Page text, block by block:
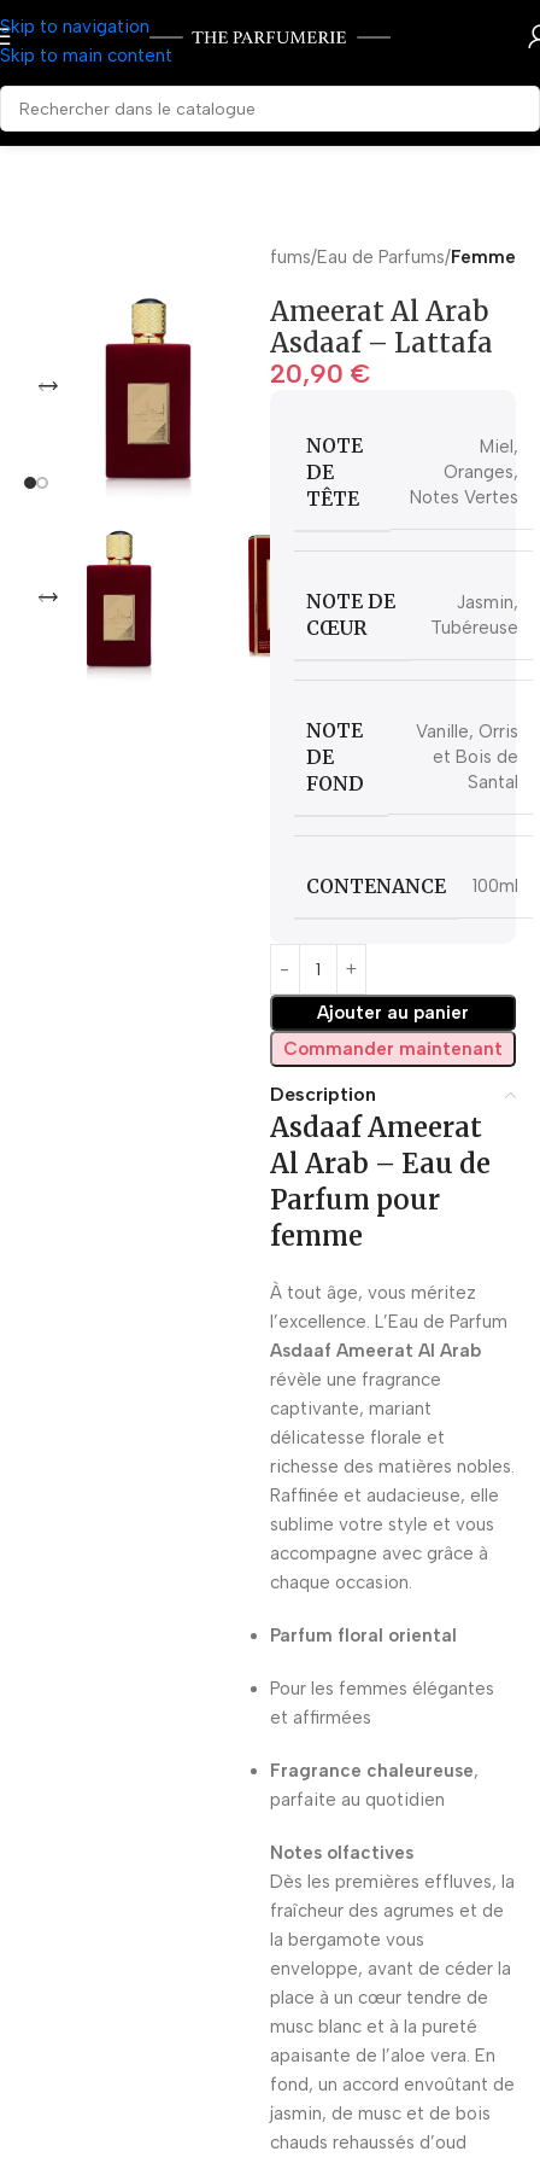
Skip to navigation
Skip to main content
Parfums Eau de Parfums Femme
Ameerat Al Arab
Asdaaf – Lattafa
20,90 €
NOTE
DE
TÊTE
Miel,
Oranges,
Notes Vertes
NOTE DE
CŒUR
Jasmin,
Tubéreuse
NOTE
DE
FOND
Vanille, Orris
et Bois de
Santal
CONTENANCE 100ml
Ajouter au panier
Commander maintenant
Description
Asdaaf Ameerat
Al Arab – Eau de
Parfum pour
femme
À tout âge, vous méritez
l’excellence. L’Eau de Parfum
Asdaaf Ameerat Al Arab
révèle une fragrance
captivante, mariant
délicatesse florale et
richesse des matières nobles.
Raffinée et audacieuse, elle
sublime votre style et vous
accompagne avec grâce à
chaque occasion.
Parfum floral oriental
Pour les femmes élégantes
et affirmées
Fragrance chaleureuse,
parfaite au quotidien
Notes olfactives
Dès les premières effluves, la
fraîcheur des agrumes et de
la bergamote vous
enveloppe, avant de céder la
place à un cœur tendre de
musc blanc et à la pureté
apaisante de l’aloe vera. En
fond, un accord envoûtant de
jasmin, de musc et de bois
chauds rehaussés d’oud